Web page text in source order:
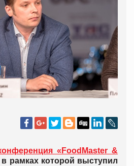
«FoodMaster &
в рамках которой выступил